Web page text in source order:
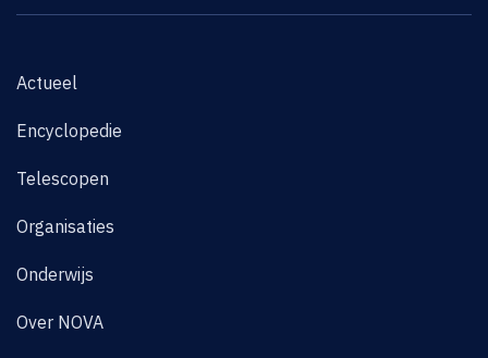
Actueel
Encyclopedie
Telescopen
Organisaties
Onderwijs
Over NOVA